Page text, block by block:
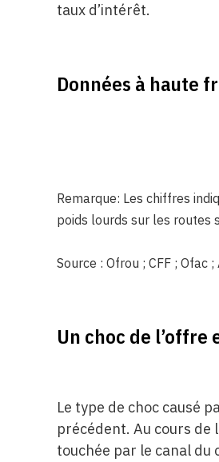
taux d’intérêt.
Données à haute
Remarque: Les chiffres
poids lourds sur les routes
Source : Ofrou ; CFF ; Ofac
Un choc de l’offre
Le type de choc causé
précédent. Au cours de
touchée par le canal du